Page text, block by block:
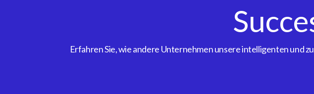
Erfahren Sie, wie andere Unternehmen unsere intelligenten und